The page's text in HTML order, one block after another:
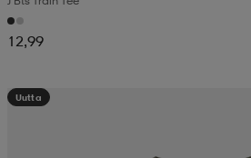
12,99
Uutta